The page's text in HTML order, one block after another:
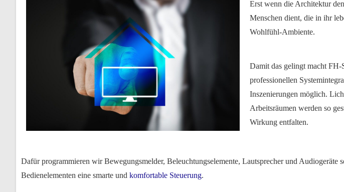
Erst wenn die Architektur
Menschen dient, die in ihr
Wohlfühl-Ambiente.
Damit das gelingt macht
professionellen
Inszenierungen möglich.
Arbeitsräumen werden so
Wirkung entfalten.
Dafür programmieren wir Bewegungsmelder, Beleuchtungselemente, Lautsprecher und Audiogeräte
Bedienelementen eine smarte und komfortable Steuerung.